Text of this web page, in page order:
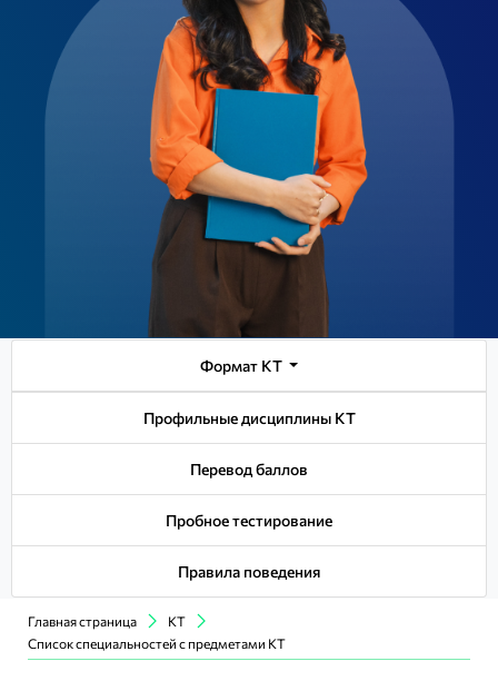
Формат КТ
Профильные дисциплины КТ
Перевод баллов
Пробное тестирование
Правила поведения
Главная страница
КТ
Список специальностей с предметами КТ